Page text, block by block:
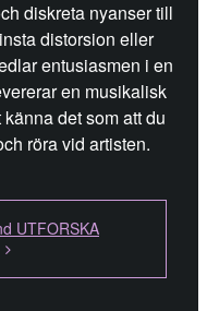
diskreta nyanser till
distorsion eller
entusiasmen i en
en musikalisk
det som att du
röra vid artisten.
UTFORSKA